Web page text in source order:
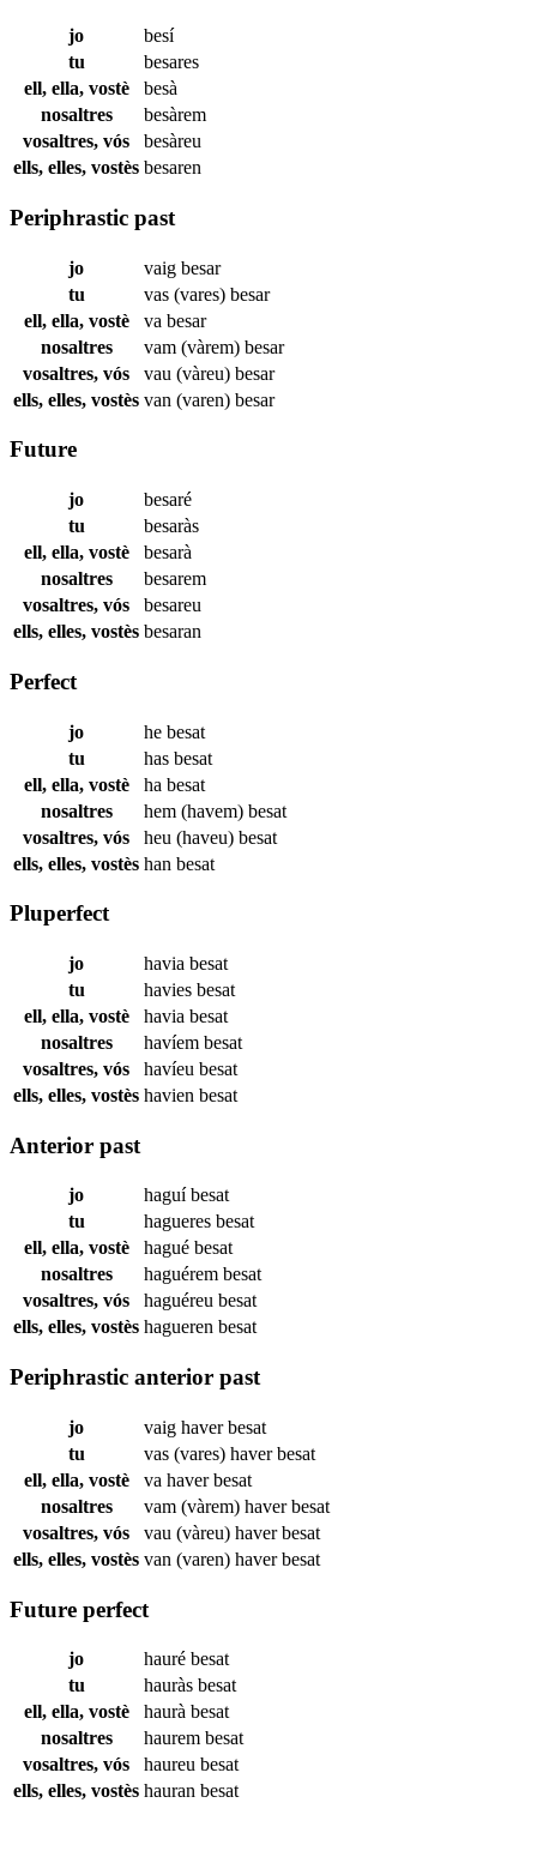
jo
besí
tu
besares
ell, ella, vostè
besà
nosaltres
besàrem
vosaltres, vós
besàreu
ells, elles, vostès besaren
Periphrastic past
jo vaig besar
tu
vas (vares) besar
ell, ella, vostè
va besar
nosaltres
vam (vàrem) besar
vosaltres, vós
vau (vàreu) besar
ells, elles, vostès van (varen) besar
Future
jo
besaré
tu
besaràs
ell, ella, vostè
besarà
nosaltres
besarem
vosaltres, vós
besareu
ells, elles, vostès besaran
Perfect
jo he besat
tu
has besat
ell, ella, vostè
ha besat
nosaltres
hem (havem) besat
vosaltres, vós
heu (haveu) besat
ells, elles, vostès han besat
Pluperfect
jo havia besat
tu
havies besat
ell, ella, vostè
havia besat
nosaltres
havíem besat
vosaltres, vós
havíeu besat
ells, elles, vostès havien besat
Anterior past
jo haguíbesat
tu
hagueres besat
ell, ella, vostè
hagué besat
nosaltres
haguérem besat
vosaltres, vós
haguéreu besat
ells, elles, vostès hagueren besat
Periphrastic anterior past
jo vaig haverbesat
tu
vas (vares) haverbesat
ell, ella, vostè
va haverbesat
nosaltres
vam (vàrem) haverbesat
vosaltres, vós
vau (vàreu) haverbesat
ells, elles, vostès van (varen) haverbesat
Future perfect
jo hauré besat
tu
hauràs besat
ell, ella, vostè
haurà besat
nosaltres
haurem besat
vosaltres, vós
haureu besat
ells, elles, vostès hauran besat